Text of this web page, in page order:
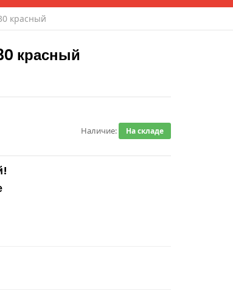
красный
красный
Наличие: На складе